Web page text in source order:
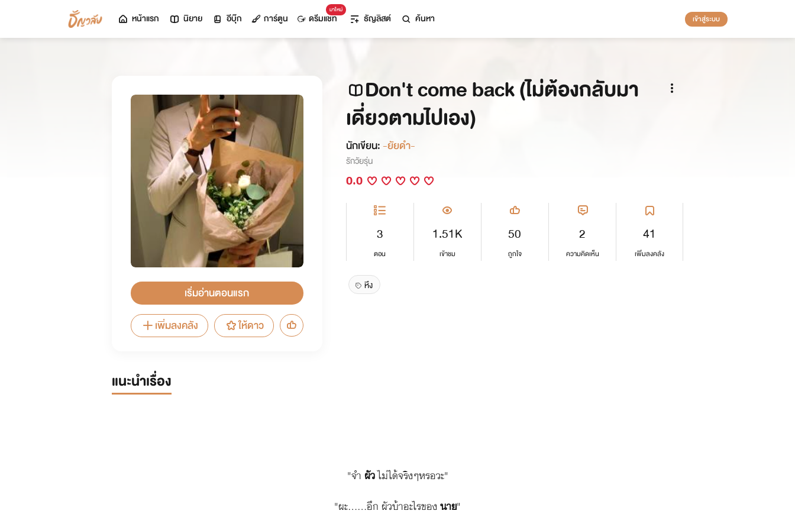
หน้าแรก นิยาย อีบุ๊ก การ์ตูน
มาใหม่
ดรีมแชท ธัญลิสต์ ค้นหา เข้าสู่ระบบ
เริ่มอ่านตอนแรก
เพิ่มลงคลัง
ให้ดาว
Don't come back (ไม่ต้องกลับมา
เดี่ยวตามไปเอง)
นักเขียน:-ยัยดำ-
รักวัยรุ่น
0.0
3
ตอน
1.51K
เข้าชม
50
ถูกใจ
2
ความคิดเห็น
41
เพิ่มลงคลัง
หึง
แนะนำเรื่อง
"จำ ผัวไม่ได้จริงๆหรอวะ"
"ผะ......อึก ผัวบ้าอะไรของ นาย"